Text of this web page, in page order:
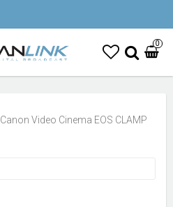
0
Canon Video Cinema EOS CLAMP